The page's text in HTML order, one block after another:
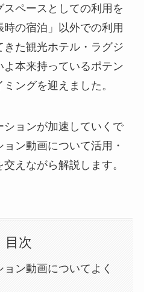
スペースとしての利用を
の宿泊」以外での利用
た観光ホテル・ラグジ
本来持っているポテン
ングを迎えました。
ョンが加速していくで
ン動画について活用・
えながら解説します。
目次
ン動画についてよく